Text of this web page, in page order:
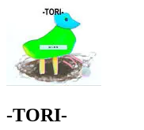
-TORI-